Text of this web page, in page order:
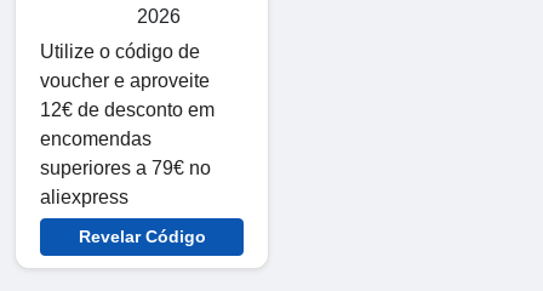
2026
Utilize o código de
voucher e aproveite
12€ de desconto em
encomendas
superiores a 79€ no
aliexpress
Revelar Código